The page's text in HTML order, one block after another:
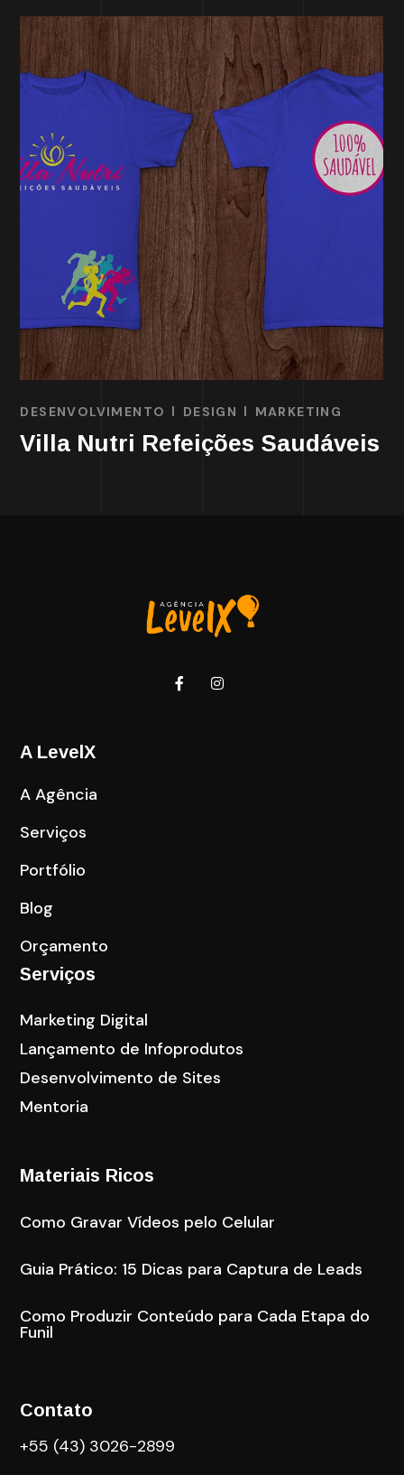
DESENVOLVIMENTO DESIGN MARKETING
Hospipet – Hospital Veterinário
A LevelX
A Agência
Serviços
Portfólio
Blog
Orçamento
Serviços
Marketing Digital
Lançamento de Infoprodutos
Desenvolvimento de Sites
Mentoria
Materiais Ricos
Como Gravar Vídeos pelo Celular
Guia Prático: 15 Dicas para Captura de Leads
Como Produzir Conteúdo para Cada Etapa do
Funil
Contato
+55 (43) 3026-2899